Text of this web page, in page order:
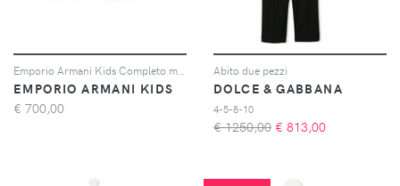
Emporio Armani Kids Completo monopetto due pezzi - Nero
EMPORIO ARMANI KIDS
€ 700,00
Abito due pezzi
DOLCE & GABBANA
4-5-8-10
€ 1250,00 € 813,00